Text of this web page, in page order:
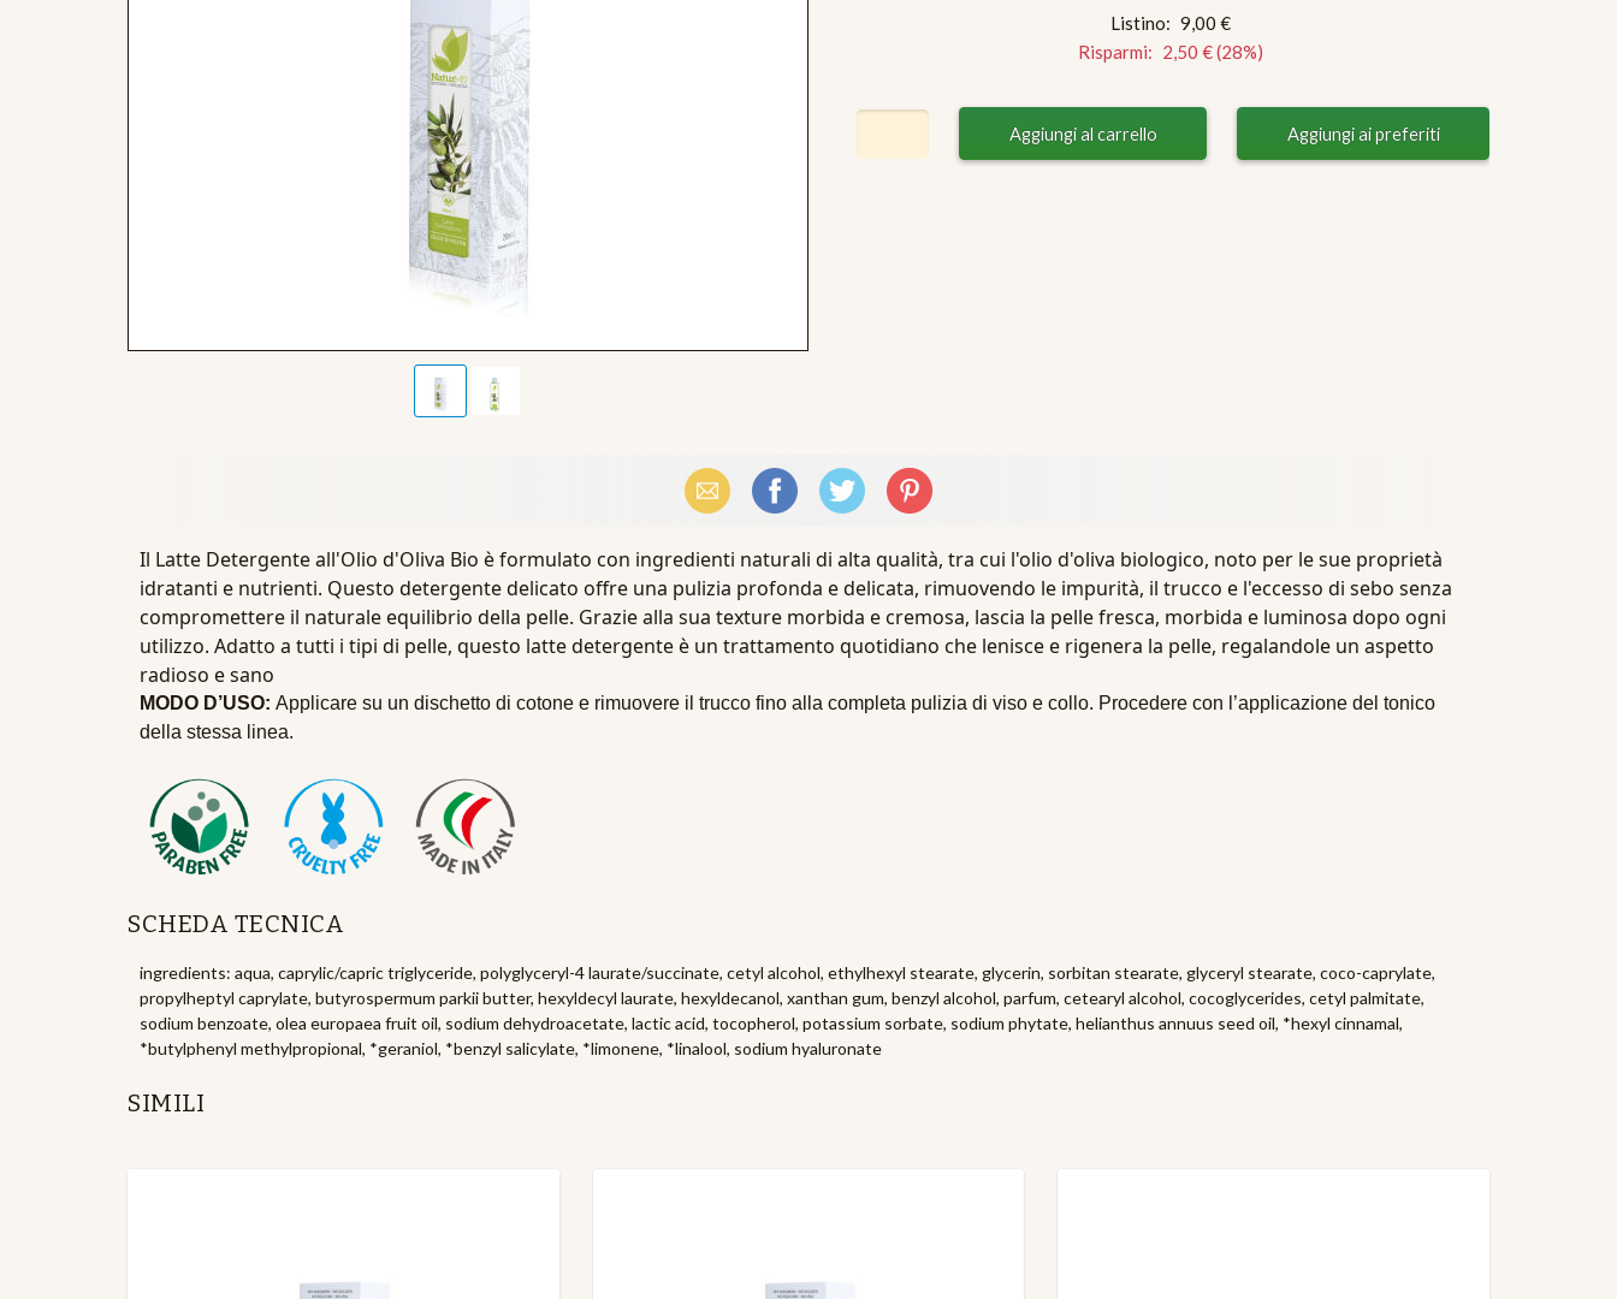
Listino: 9,00 €
Risparmi: 2,50 €(28%)
Email FacebookX (Twitter)Pinterest
Il Latte Detergente all'Olio d'Oliva Bio è formulato con ingredienti naturali di alta qualità, tra cui l'olio d'oliva biologico, noto per le sue proprietà
idratanti e nutrienti. Questo detergente delicato offre una pulizia profonda e delicata, rimuovendo le impurità, il trucco e l'eccesso di sebo senza
compromettere il naturale equilibrio della pelle. Grazie alla sua texture morbida e cremosa, lascia la pelle fresca, morbida e luminosa dopo ogni
utilizzo. Adatto a tutti i tipi di pelle, questo latte detergente è un trattamento quotidiano che lenisce e rigenera la pelle, regalandole un aspetto
radioso e sano
MODO D’USO: Applicare su un dischetto di cotone e rimuovere il trucco fino alla completa pulizia di viso e collo. Procedere con l’applicazione del tonico
della stessa linea.
SCHEDA TECNICA
ingredients: aqua, caprylic/capric triglyceride, polyglyceryl-4 laurate/succinate, cetyl alcohol, ethylhexyl stearate, glycerin, sorbitan stearate, glyceryl stearate, coco-caprylate,
propylheptyl caprylate, butyrospermum parkii butter, hexyldecyl laurate, hexyldecanol, xanthan gum, benzyl alcohol, parfum, cetearyl alcohol, cocoglycerides, cetyl palmitate,
sodium benzoate, olea europaea fruit oil, sodium dehydroacetate, lactic acid, tocopherol, potassium sorbate, sodium phytate, helianthus annuus seed oil, *hexyl cinnamal,
*butylphenyl methylpropional, *geraniol, *benzyl salicylate, *limonene, *linalool, sodium hyaluronate
SIMILI